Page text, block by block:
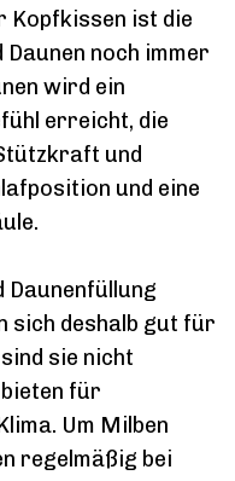
Kopfkissen ist die
noch immer
wird ein
erreicht, die
und
und eine
Daunenfüllung
sich deshalb gut für
sie nicht
für
Um Milben
regelmäßig bei